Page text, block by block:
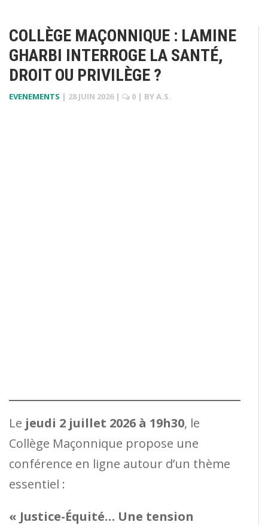
COLLÈGE MAÇONNIQUE : LAMINE
GHARBI INTERROGE LA SANTÉ,
DROIT OU PRIVILÈGE ?
EVENEMENTS | 28 JUIN 2026 | 0 | BYA.S.
Le jeudi 2 juillet 2026 à 19h30, le
Collège Maçonnique propose une
conférence en ligne autour d’un thème
essentiel :
« Justice-Équité… Une tension